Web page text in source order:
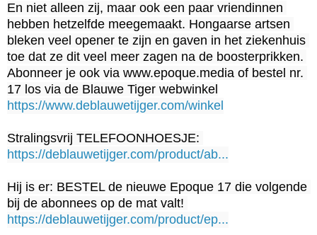
En niet alleen zij, maar ook een paar vriendinnen
hebben hetzelfde meegemaakt. Hongaarse artsen
bleken veel opener te zijn en gaven in het ziekenhuis
toe dat ze dit veel meer zagen na de boosterprikken.
Abonneer je ook via www.epoque.media of bestel nr.
https://www.deblauwetijger.com/winkel
Stralingsvrij TELEFOONHOESJE:
https://deblauwetijger.com/product/ab...
Hij is er: BESTEL de nieuwe Epoque 17 die volgende
bij de abonnees op de mat valt!
https://deblauwetijger.com/product/ep...